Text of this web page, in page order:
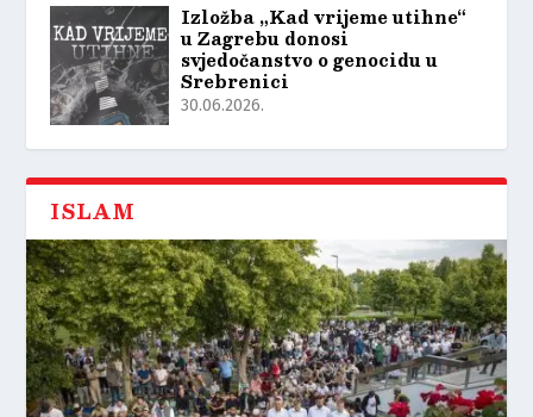
Izložba „Kad vrijeme utihne“
u Zagrebu donosi
svjedočanstvo o genocidu u
Srebrenici
30.06.2026.
ISLAM